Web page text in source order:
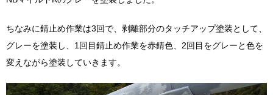
ちなみに錆止め作業は3回で、剥離部分のタッチアップ塗装として、
グレーを塗装し、1回目錆止め作業を赤錆色、2回目をグレーと色を
変えながら塗装していきます。